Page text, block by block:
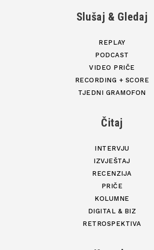
Slušaj & Gledaj
REPLAY
PODCAST
VIDEO PRIČE
RECORDING + SCORE
TJEDNI GRAMOFON
Čitaj
INTERVJU
IZVJEŠTAJ
RECENZIJA
PRIČE
KOLUMNE
DIGITAL & BIZ
RETROSPEKTIVA